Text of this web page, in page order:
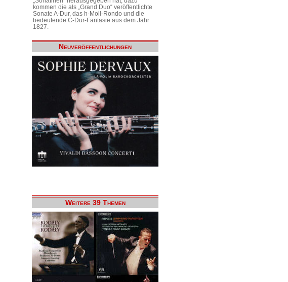
kommen die als „Grand Duo“ veröffentlichte
Sonate A-Dur, das h-Moll-Rondo und die
bedeutende C-Dur-Fantasie aus dem Jahr
1827.
Neuveröffentlichungen
Weitere 39 Themen